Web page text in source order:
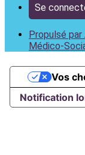
Se
Propulsé
Médico-
Notification
Vos